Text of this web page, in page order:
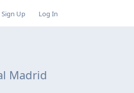
Sign Up Log In
Madrid